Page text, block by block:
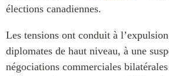
PECC
CSCAP
Partenaires institutionnels
élections canadiennes.
Les tensions ont conduit à
diplomates de haut niveau, à une
négociations commerciales